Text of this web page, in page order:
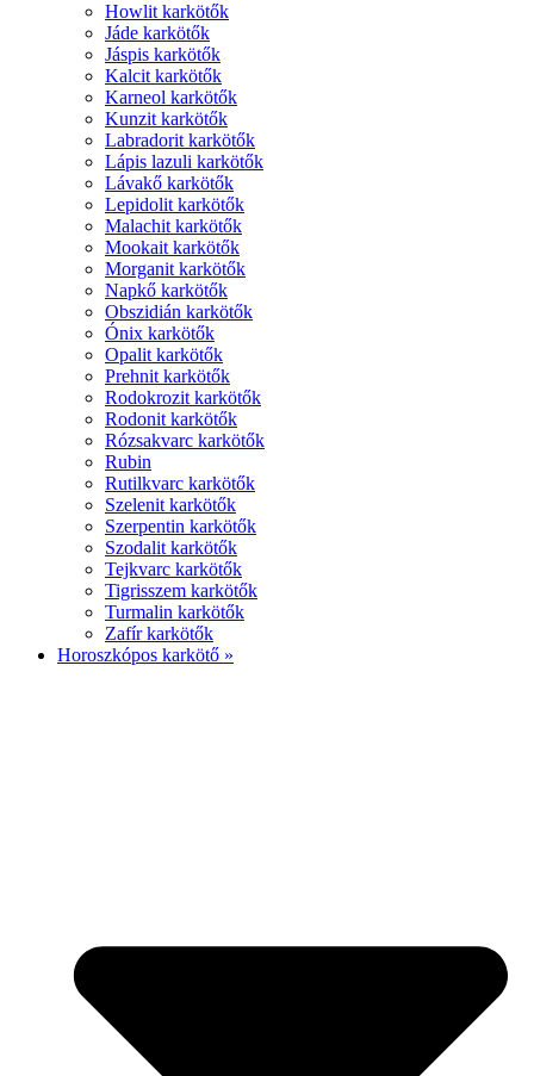
Howlit karkötők
Jáde karkötők
Jáspis karkötők
Kalcit karkötők
Karneol karkötők
Kunzit karkötők
Labradorit karkötők
Lápis lazuli karkötők
Lávakő karkötők
Lepidolit karkötők
Malachit karkötők
Mookait karkötők
Morganit karkötők
Napkő karkötők
Obszidián karkötők
Ónix karkötők
Opalit karkötők
Prehnit karkötők
Rodokrozit karkötők
Rodonit karkötők
Rózsakvarc karkötők
Rubin
Rutilkvarc karkötők
Szelenit karkötők
Szerpentin karkötők
Szodalit karkötők
Tejkvarc karkötők
Tigrisszem karkötők
Turmalin karkötők
Zafír karkötők
Horoszkópos karkötő »